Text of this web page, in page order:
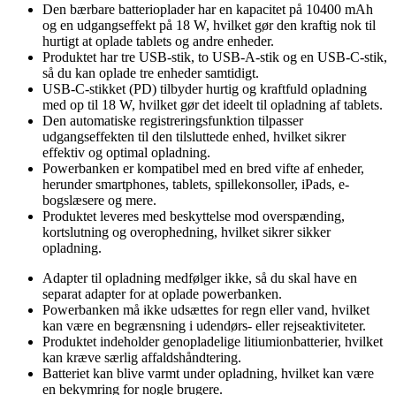
Den bærbare batterioplader har en kapacitet på 10400 mAh
og en udgangseffekt på 18 W, hvilket gør den kraftig nok til
hurtigt at oplade tablets og andre enheder.
Produktet har tre USB-stik, to USB-A-stik og en USB-C-stik,
så du kan oplade tre enheder samtidigt.
USB-C-stikket (PD) tilbyder hurtig og kraftfuld opladning
med op til 18 W, hvilket gør det ideelt til opladning af tablets.
Den automatiske registreringsfunktion tilpasser
udgangseffekten til den tilsluttede enhed, hvilket sikrer
effektiv og optimal opladning.
Powerbanken er kompatibel med en bred vifte af enheder,
herunder smartphones, tablets, spillekonsoller, iPads, e-
bogslæsere og mere.
Produktet leveres med beskyttelse mod overspænding,
kortslutning og overophedning, hvilket sikrer sikker
opladning.
Adapter til opladning medfølger ikke, så du skal have en
separat adapter for at oplade powerbanken.
Powerbanken må ikke udsættes for regn eller vand, hvilket
kan være en begrænsning i udendørs- eller rejseaktiviteter.
Produktet indeholder genopladelige litiumionbatterier, hvilket
kan kræve særlig affaldshåndtering.
Batteriet kan blive varmt under opladning, hvilket kan være
en bekymring for nogle brugere.